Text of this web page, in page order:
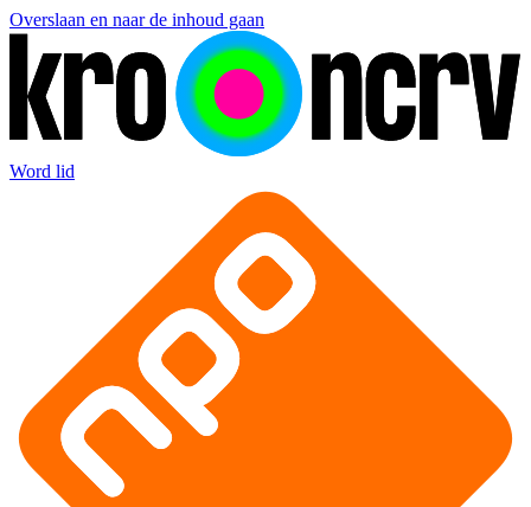
Overslaan en naar de inhoud gaan
Word lid